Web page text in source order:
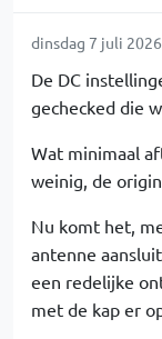
dinsdag 7 juli
De DC
gechecked die
Wat minimaal
weinig, de
Nu komt het,
antenne
een redelijke
met de kap er